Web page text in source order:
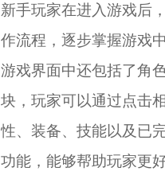
新手玩家在进入游戏后
作流程，逐步掌握游戏
游戏界面中还包括了角
块，玩家可以通过点击
性、装备、技能以及已
功能，能够帮助玩家更